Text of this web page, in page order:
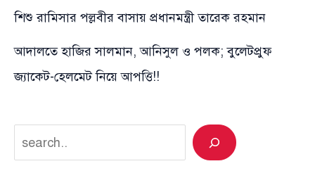
শিশু রামিসার পল্লবীর বাসায় প্রধানমন্ত্রী তারেক রহমান
আদালতে হাজির সালমান, আনিসুল ও পলক; বুলেটপ্রুফ
জ্যাকেট-হেলমেট নিয়ে আপত্তি!!
Search